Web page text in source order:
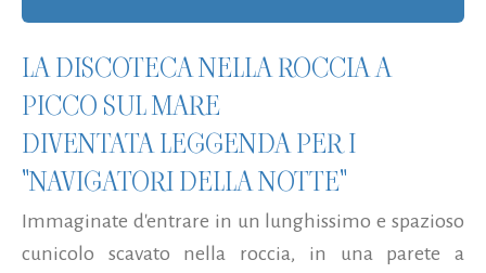
LA DISCOTECA NELLA ROCCIA A
PICCO SUL MARE
DIVENTATA LEGGENDA PER I
"NAVIGATORI DELLA NOTTE"
Immaginate d'entrare in un lunghissimo e spazioso
cunicolo scavato nella roccia, in una parete a